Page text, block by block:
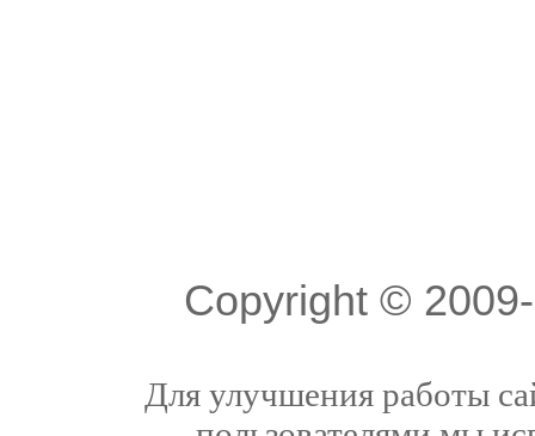
Copyright ©
Для улучшения работы